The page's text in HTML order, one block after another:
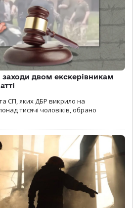
заходи двом екскерівникам
СП, яких ДБР викрило на
тисячі чоловіків, обрано